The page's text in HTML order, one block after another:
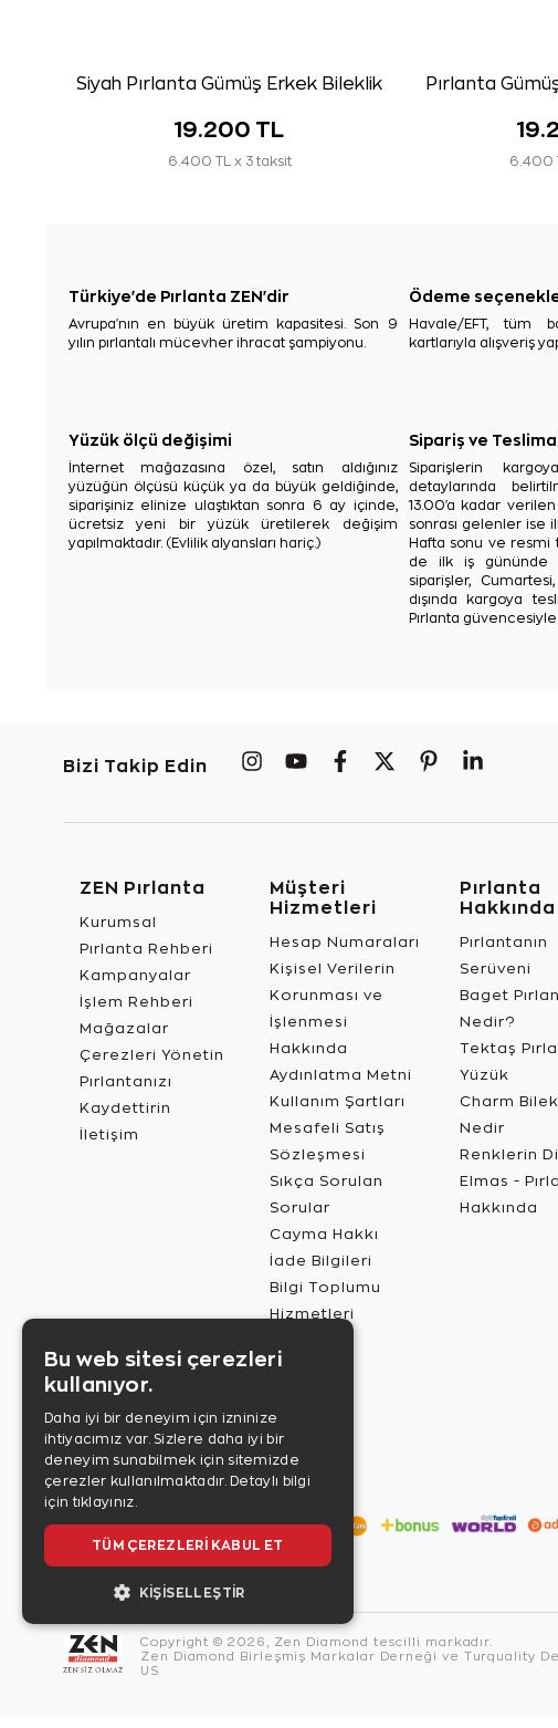
Siyah Pırlanta Gümüş Erkek Bileklik
19.200 TL
6.400 TL x 3 taksit
Pırlanta
6.400
Türkiye'de Pırlanta ZEN'dir
Avrupa'nın en büyük üretim kapasitesi. Son 9
yılın pırlantalı mücevher ihracat şampiyonu.
Ödeme
Havale/EFT, tüm
kartlarıyla alışveriş
Yüzük ölçü değişimi
İnternet mağazasına özel, satın aldığınız
yüzüğün ölçüsü küçük ya da büyük geldiğinde,
siparişiniz elinize ulaştıktan sonra 6 ay içinde,
ücretsiz yeni bir yüzük üretilerek değişim
yapılmaktadır. (Evlilik alyansları hariç.)
Sipariş ve
Siparişlerin
detaylarında
13.00'a kadar verilen
sonrası gelenler ise
Hafta sonu ve resmi
de ilk iş gününde
siparişler,
dışında kargoya
Pırlanta güvencesiyle
Bizi Takip Edin
ZEN Pırlanta
Kurumsal
Pırlanta Rehberi
Kampanyalar
İşlem Rehberi
Mağazalar
Çerezleri Yönetin
Pırlantanızı
Kaydettirin
İletişim
Müşteri
Hizmetleri
Hesap Numaraları
Kişisel Verilerin
Korunması ve
İşlenmesi
Hakkında
Aydınlatma Metni
Kullanım Şartları
Mesafeli Satış
Sözleşmesi
Sıkça Sorulan
Sorular
Cayma Hakkı
İade Bilgileri
Bilgi Toplumu
Hizmetleri
Pırlanta
Hakkında
Pırlantanın
Serüveni
Baget
Nedir?
Tektaş
Yüzük
Charm
Nedir
Renklerin
Elmas -
Hakkında
Copyright © 2026, Zen Diamond tescilli markadır.
Zen Diamond Birleşmiş Markalar Derneği ve Turquality
US
Bu web sitesi çerezleri
kullanıyor.
Daha iyi bir deneyim için izninize
ihtiyacımız var. Sizlere daha iyi bir
deneyim sunabilmek için sitemizde
çerezler kullanılmaktadır. Detaylı bilgi
için tıklayınız.
TÜM ÇEREZLERI KABUL ET
KIŞISELLEŞTIR